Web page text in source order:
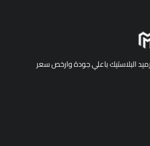
البلاستيك باعلي جودة وارخص سعر